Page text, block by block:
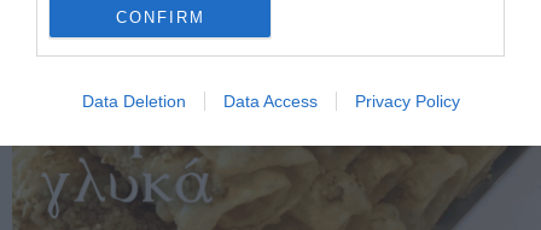
CONFIRM
Data Deletion Data Access Privacy Policy